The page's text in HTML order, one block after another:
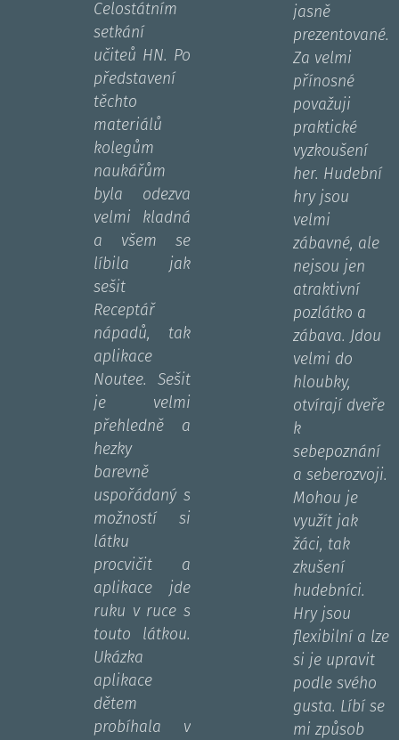
Celostátním
setkání
učiteů HN. Po
představení
těchto
materiálů
kolegům
naukářům
byla odezva
velmi kladná
a všem se
líbila jak
sešit
Receptář
nápadů, tak
aplikace
Noutee. Sešit
je velmi
přehledně a
hezky
barevně
uspořádaný s
možností si
látku
procvičit a
aplikace jde
ruku v ruce s
touto látkou.
Ukázka
aplikace
dětem
probíhala v
jasně
prezentované.
Za velmi
přínosné
považuji
praktické
vyzkoušení
her. Hudební
hry jsou
velmi
zábavné, ale
nejsou jen
atraktivní
pozlátko a
zábava. Jdou
velmi do
hloubky,
otvírají dveře
k
sebepoznání
a seberozvoji.
Mohou je
využít jak
žáci, tak
zkušení
hudebníci.
Hry jsou
flexibilní a lze
si je upravit
podle svého
gusta. Líbí se
mi způsob